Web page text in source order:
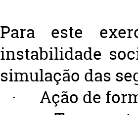
Para este
instabilidade
simulação das
·
Ação de